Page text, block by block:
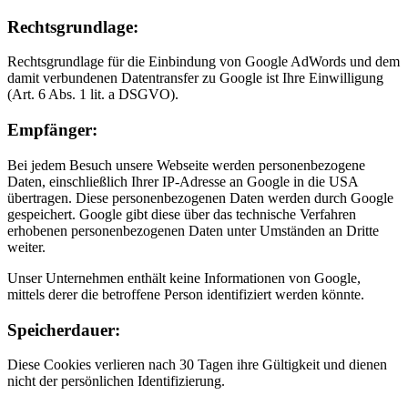
Rechts­grund­lage:
Rechtsgrundlage für die Einbindung von Google AdWords und dem
damit verbundenen Datentransfer zu Google ist Ihre Einwilligung
(Art. 6 Abs. 1 lit. a DSGVO).
Empfänger:
Bei jedem Besuch unsere Webseite werden personenbezogene
Daten, einschließlich Ihrer IP-Adresse an Google in die USA
übertragen. Diese personenbezogenen Daten werden durch Google
gespeichert. Google gibt diese über das technische Verfahren
erhobenen personenbezogenen Daten unter Umständen an Dritte
weiter.
Unser Unternehmen enthält keine Informationen von Google,
mittels derer die betroffene Person identifiziert werden könnte.
Speicher­dauer:
Diese Cookies verlieren nach 30 Tagen ihre Gültigkeit und dienen
nicht der persönlichen Identifizierung.